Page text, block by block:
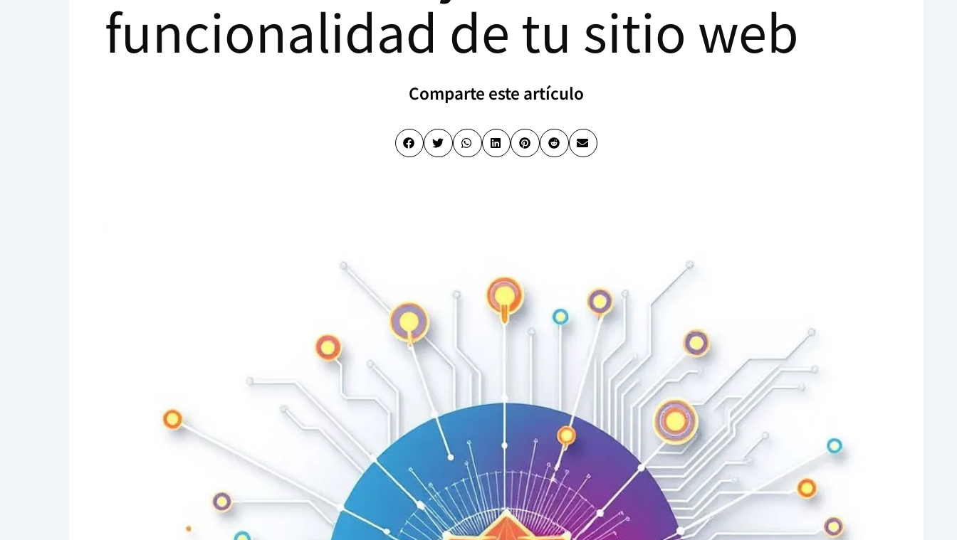
funcionalidad de tu sitio web
Comparte este artículo